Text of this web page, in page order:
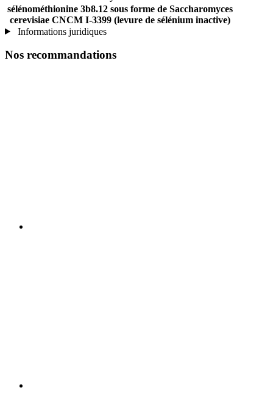
sélénométhionine 3b8.12 sous forme de Saccharomyces
cerevisiae CNCM I-3399 (levure de sélénium inactive)
Informations juridiques
Nos recommandations